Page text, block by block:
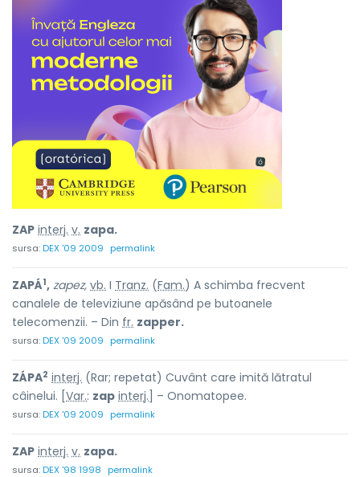
ZAP interj. v. zapa.
sursa:DEX '09 2009 permalink
ZAPÁ1, zapez, vb. I Tranz. (Fam.) A schimba frecvent
canalele de televiziune apăsând pe butoanele
telecomenzii. – Din fr. zapper.
sursa:DEX '09 2009 permalink
ZÁPA2 interj. (Rar; repetat) Cuvânt care imită lătratul
câinelui. [ Var.: zap interj. ] – Onomatopee.
sursa:DEX '09 2009 permalink
ZAP interj. v. zapa.
sursa:DEX '98 1998 permalink